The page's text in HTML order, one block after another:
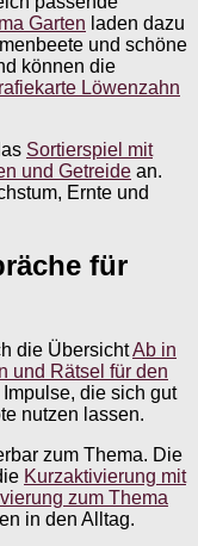
Garten laden dazu
und schöne
können die
Löwenzahn
Sortierspiel mit
und Getreide an.
Ernte und
für
die ÜbersichtAb in
und Rätsel für den
die sich gut
nutzen lassen.
zum Thema. Die
Kurzaktivierung mit
zum Thema
in den Alltag.